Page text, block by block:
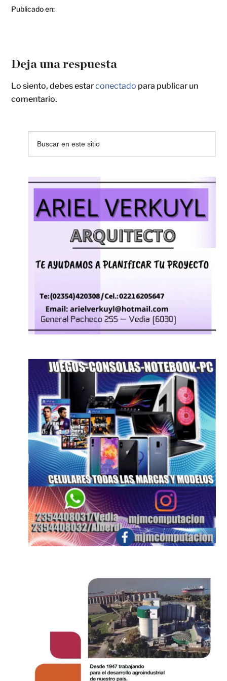
Publicado en:
Deja una respuesta
Lo siento, debes estarconectado para publicar un
comentario.